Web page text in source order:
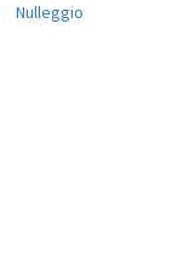
Nulleggio